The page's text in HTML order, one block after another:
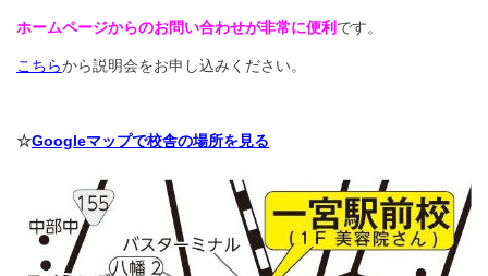
ホームページからのお問い合わせが非常に便利 です。
こちらから説明会をお申し込みください。
☆Googleマップで校舎の場所を見る